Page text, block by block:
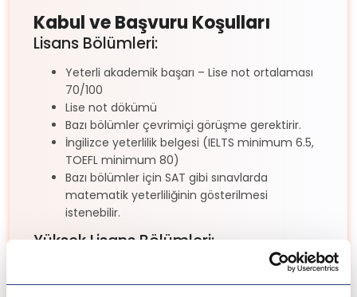
Kabul ve Başvuru Koşulları
Lisans Bölümleri:
Yeterli akademik başarı – Lise not ortalaması
70/100
Lise not dökümü
Bazı bölümler çevrimiçi görüşme gerektirir.
İngilizce yeterlilik belgesi (IELTS minimum 6.5,
TOEFL minimum 80)
Bazı bölümler için SAT gibi sınavlarda
matematik yeterliliğinin gösterilmesi
istenebilir.
Yüksek Lisans Bölümleri:
Yeterli akademik başarı – Üniversite not
ortalaması 3.0/4.0